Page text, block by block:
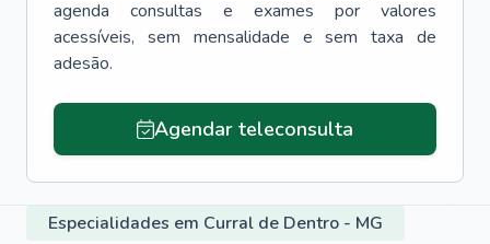
agenda consultas e exames por valores
acessíveis, sem mensalidade e sem taxa de
adesão.
Agendar teleconsulta
Especialidades em Curral de Dentro - MG